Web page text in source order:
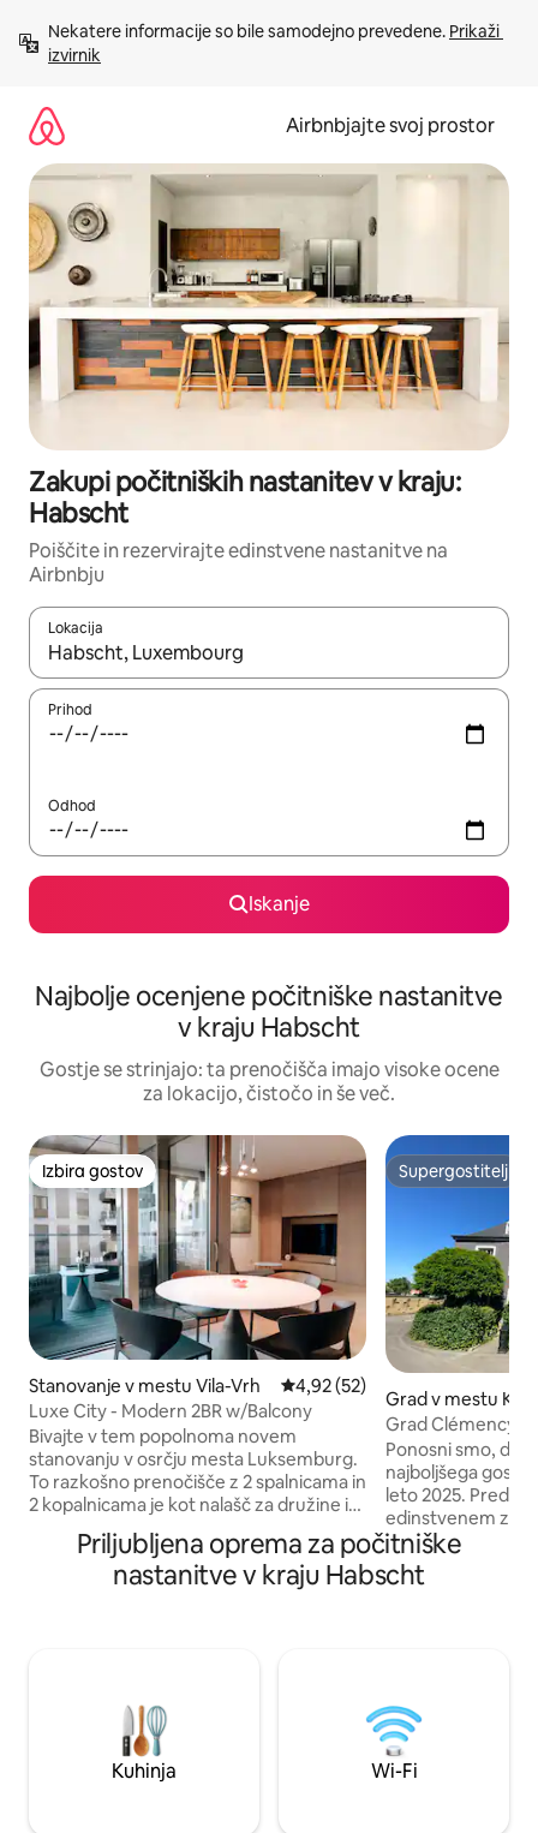
vsebino
Nekatere informacije so bile samodejno prevedene. Prikaži
izvirnik
Airbnbjajte svoj prostor
Zakupi počitniških nastanitev v kraju:
Habscht
Poiščite in rezervirajte edinstvene nastanitve na
Airbnbju
Lokacija
Ko so rezultati na voljo, krmarite s puščičnima tipkama gor in
Prihod
Odhod
Iskanje
Najbolje ocenjene počitniške nastanitve
v kraju Habscht
Gostje se strinjajo: ta prenočišča imajo visoke ocene
za lokacijo, čistočo in še več.
Izbira gostov
Izbira gostov
Stanovanje v mestu Vila-Vrh Povprečna ocena: 4,92 od 5,
4,92 (52)
Luxe City - Modern 2BR w/Balcony
Bivajte v tem popolnoma novem
stanovanju v osrčju mesta Luksemburg.
To razkošno prenočišče z 2 spalnicama in
2 kopalnicama je kot nalašč za družine in
poslovne popotnike. V celoti opremljen z
vrhunsko opremo, vključno s pralnim,
sušilnim strojem in dvema pametnima
televizorjema. Uživajte v osupljivem
od trgovin, restavracij in hiše Hamilius
Parkhouse z dostopom do tramvaja in
avtobusa na vašem pragu. Čisto udobje
Supergostitelj
Supergostitelj
Grad v mestu
Grad Clémency,
Ponosni smo, da
najboljšega
leto 2025. Predstavljajte si bivanje v
edinstvenem
leta 1635, kjer se
sodobno udobje.
nastanitev
čarobnost te
mesta
Sprejme do 10
Priljubljena oprema za počitniške
nastanitve v kraju Habscht
Kuhinja Wi-Fi